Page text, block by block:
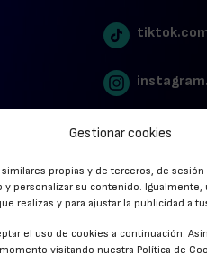
Gestionar cookies
propias y de terceros, de
y personalizar su contenido.
realizas y para ajustar la publicidad a
el uso de cookies a continuación.
visitando nuestra Política de
Youtube